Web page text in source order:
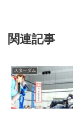
関連記事
スターダム